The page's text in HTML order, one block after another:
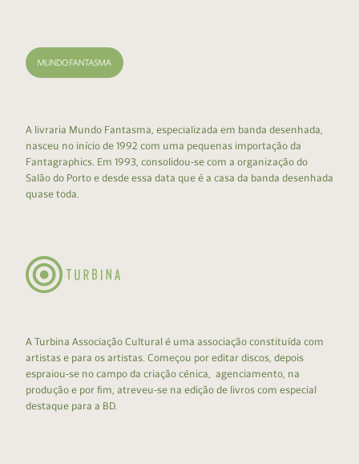
A livraria Mundo Fantasma, especializada em banda desenhada,
nasceu no início de 1992 com uma pequenas importação da
Fantagraphics. Em 1993, consolidou-se com a organização do
Salão do Porto e desde essa data que é a casa da banda desenhada
quase toda.
A Turbina Associação Cultural é uma associação constituída com
artistas e para os artistas. Começou por editar discos, depois
espraiou-se no campo da criação cénica, agenciamento, na
produção e por fim, atreveu-se na edição de livros com especial
destaque para a BD.